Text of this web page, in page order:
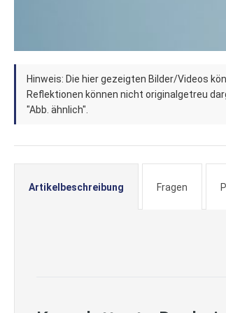
Zum
Anfang
der
Bildergalerie
springen
Hinweis: Die hier gezeigten Bilder/Videos
Reflektionen können nicht originalgetreu
"Abb. ähnlich".
Artikelbeschreibung Fragen